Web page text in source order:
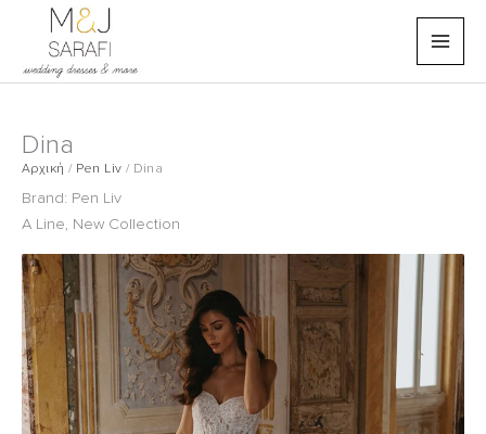
Μετάβαση
περιεχόμενο
Dina
Αρχική / Pen Liv / Dina
Brand: Pen Liv
A Line, New Collection